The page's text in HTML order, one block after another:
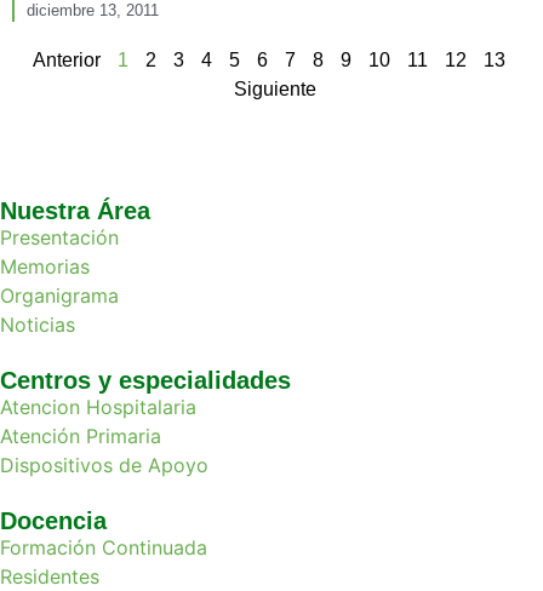
diciembre 13, 2011
Anterior 1 2 3 4 5 6 7 8 9 10 11 12
13
Siguiente
Nuestra Área
Presentación
Memorias
Organigrama
Noticias
Centros y especialidades
Atencion Hospitalaria
Atención Primaria
Dispositivos de Apoyo
Docencia
Formación Continuada
Residentes